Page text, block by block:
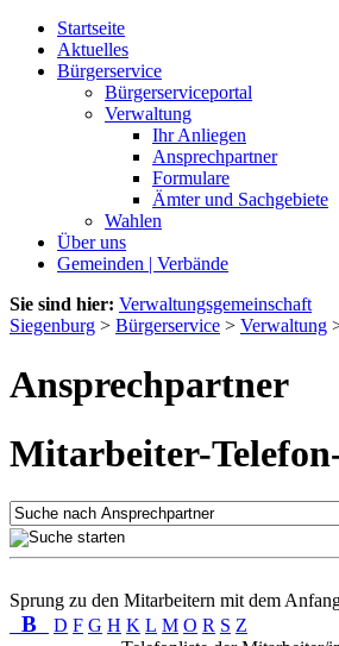
Startseite
Aktuelles
Bürgerservice
Bürgerserviceportal
Verwaltung
Ihr Anliegen
Ansprechpartner
Formulare
Ämter und Sachgebiete
Wahlen
Über uns
Gemeinden | Verbände
Sie sind hier: Verwaltungsgemeinschaft
Siegenburg > Bürgerservice > Verwaltung
Ansprechpartner
Mitarbeiter-
Sprung zu den Mitarbeitern mit dem
B D F G H K L M O R S Z